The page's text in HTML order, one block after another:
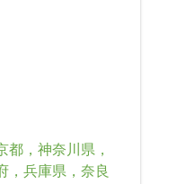
，神奈川県，
，兵庫県，奈良